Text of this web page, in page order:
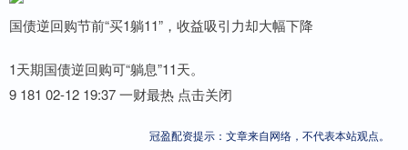
国债逆回购节前“买1躺11”，收益吸引力却大幅下降
1天期国债逆回购可“躺息”11天。
9 181 02-12 19:37 一财最热 点击关闭
冠盈配资提示：文章来自网络，不代表本站观点。